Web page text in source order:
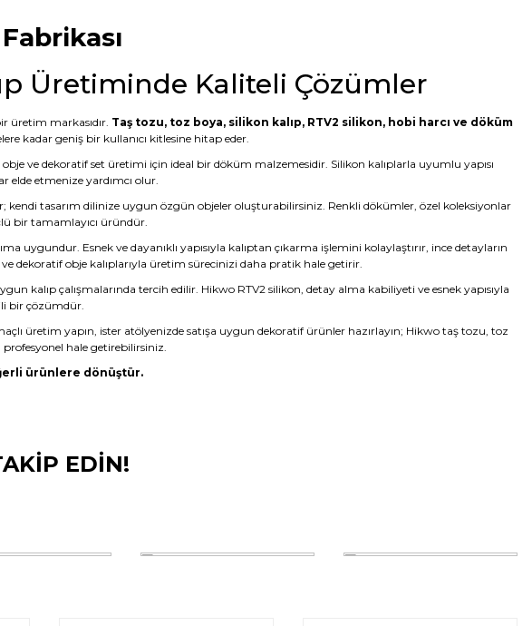
Üretiminde Kaliteli Çözümler
üretim markasıdır. Taş tozu, toz boya, silikon kalıp, RTV2 silikon, hobi harcı ve döküm
kadar geniş bir kullanıcı kitlesine hitap eder.
ve dekoratif set üretimi için ideal bir döküm malzemesidir. Silikon kalıplarla uyumlu yapısı
elde etmenize yardımcı olur.
tasarım dilinize uygun özgün objeler oluşturabilirsiniz. Renkli dökümler, özel koleksiyonlar
bir tamamlayıcı üründür.
Esnek ve dayanıklı yapısıyla kalıptan çıkarma işlemini kolaylaştırır, ince detayların
ve dekoratif obje kalıplarıyla üretim sürecinizi daha pratik hale getirir.
kalıp çalışmalarında tercih edilir. Hikwo RTV2 silikon, detay alma kabiliyeti ve esnek yapısıyla
bir çözümdür.
üretim yapın, ister atölyenizde satışa uygun dekoratif ürünler hazırlayın; Hikwo taş tozu, toz
hale getirebilirsiniz.
ürünlere dönüştür.
EDİN!